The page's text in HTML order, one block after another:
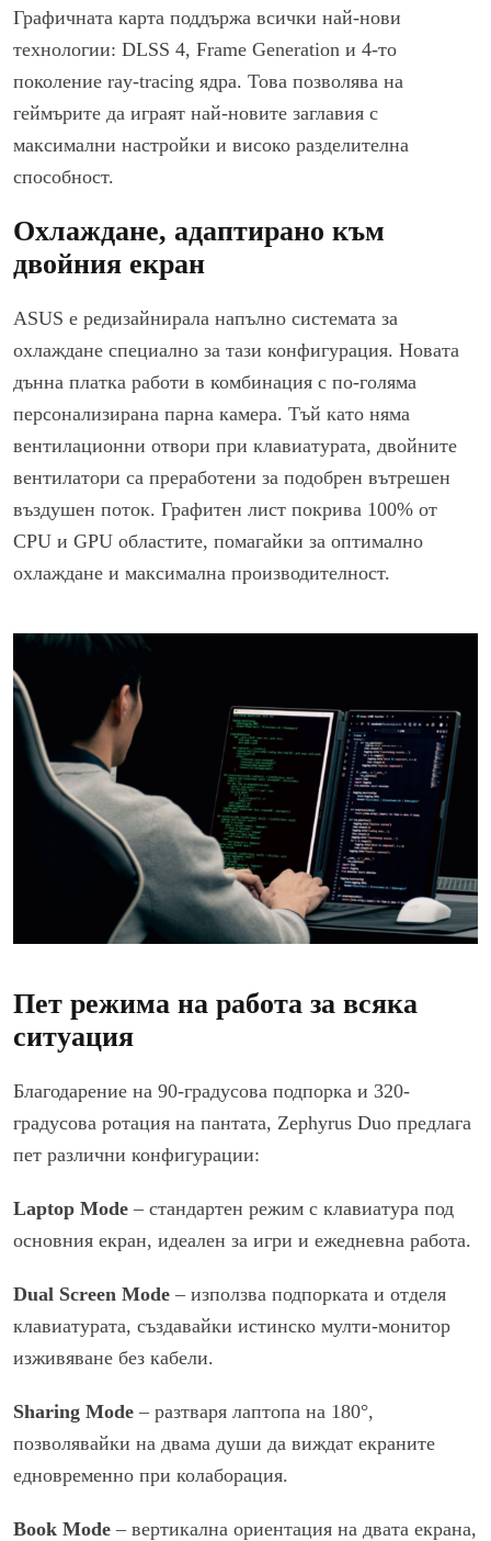
Графичната карта поддържа всички най-нови
технологии: DLSS 4, Frame Generation и 4-то
поколение ray-tracing ядра. Това позволява на
геймърите да играят най-новите заглавия с
максимални настройки и високо разделителна
способност.
Охлаждане, адаптирано към
двойния екран
ASUS е редизайнирала напълно системата за
охлаждане специално за тази конфигурация. Новата
дънна платка работи в комбинация с по-голяма
персонализирана парна камера. Тъй като няма
вентилационни отвори при клавиатурата, двойните
вентилатори са преработени за подобрен вътрешен
въздушен поток. Графитен лист покрива 100% от
CPU и GPU областите, помагайки за оптимално
охлаждане и максимална производителност.
Пет режима на работа за всяка
ситуация
Благодарение на 90-градусова подпорка и 320-
градусова ротация на пантата, Zephyrus Duo предлага
пет различни конфигурации:
Laptop Mode – стандартен режим с клавиатура под
основния екран, идеален за игри и ежедневна работа.
Dual Screen Mode – използва подпорката и отделя
клавиатурата, създавайки истинско мулти-монитор
изживяване без кабели.
Sharing Mode – разтваря лаптопа на 180°,
позволявайки на двама души да виждат екраните
едновременно при колаборация.
Book Mode – вертикална ориентация на двата екрана,